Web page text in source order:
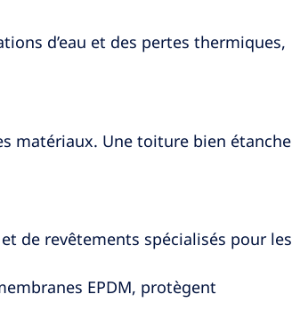
d’eau et des pertes thermiques,
matériaux. Une toiture bien étanche
de revêtements spécialisés pour les
EPDM, protègent